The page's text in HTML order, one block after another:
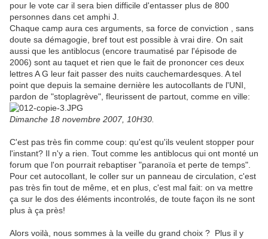
pour le vote car il sera bien difficile d'entasser plus de 800
personnes dans cet amphi J.
Chaque camp aura ces arguments, sa force de conviction , sans
doute sa démagogie, bref tout est possible à vrai dire. On sait
aussi que les antiblocus (encore traumatisé par l'épisode de
2006) sont au taquet et rien que le fait de prononcer ces deux
lettres A G leur fait passer des nuits cauchemardesques. A tel
point que depuis la semaine dernière les autocollants de l'UNI,
pardon de "stoplagrève", fleurissent de partout, comme en ville:
Dimanche 18 novembre 2007, 10H30.
C'est pas très fin comme coup: qu'est qu'ils veulent stopper pour
l'instant? Il n'y a rien. Tout comme les antiblocus qui ont monté un
forum que l'on pourrait rebaptiser "paranoïa et perte de temps".
Pour cet autocollant, le coller sur un panneau de circulation, c'est
pas très fin tout de même, et en plus, c'est mal fait: on va mettre
ça sur le dos des éléments incontrolés, de toute façon ils ne sont
plus à ça près!
Alors voilà, nous sommes à la veille du grand choix ? Plus il y